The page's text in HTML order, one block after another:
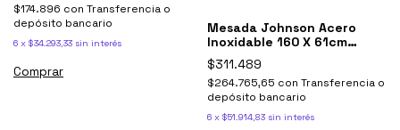
$174.896 con Transferencia o
depósito bancario
6 x $34.293,33 sin interés
Comprar
Mesada Johnson Acero
Inoxidable 160 X 61cm
Bacha Doble
$311.489
$264.765,65 con Transferencia o
depósito bancario
6 x $51.914,83 sin interés